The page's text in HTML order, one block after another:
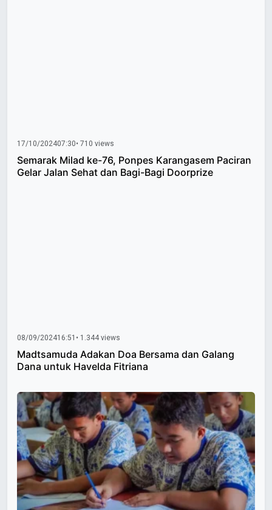
17/10/202407:30• 710 views
Semarak Milad ke-76, Ponpes Karangasem Paciran
Gelar Jalan Sehat dan Bagi-Bagi Doorprize
08/09/202416:51 • 1.344 views
Madtsamuda Adakan Doa Bersama dan Galang
Dana untuk Havelda Fitriana